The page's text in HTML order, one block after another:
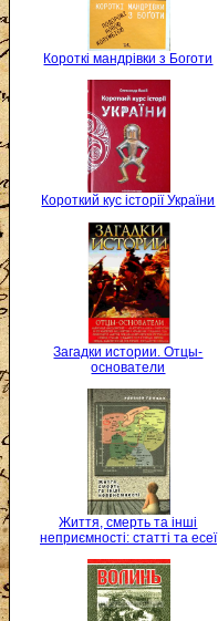
Короткі мандрівки з Боготи
Короткий кус історії України
Загадки истории. Отцы-
основатели
Життя, смерть та інші
неприємності: статті та есеї